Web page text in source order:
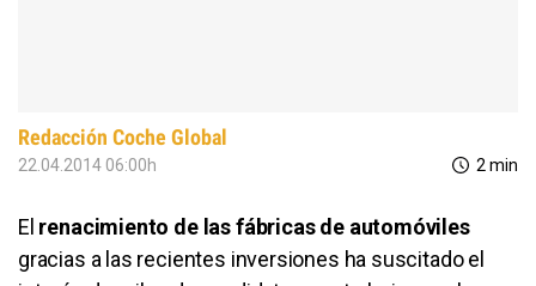
Redacción Coche Global
22.04.2014 06:00h 2 min
El renacimiento de las fábricas de automóviles
gracias a las recientes inversiones ha suscitado el